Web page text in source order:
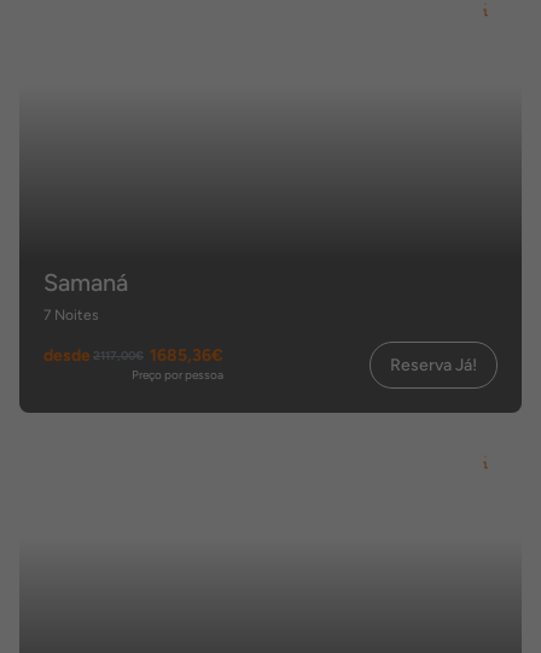
Samaná
7 Noites
desde 2117,00€ 1685,36€
Preço por pessoa Reserva Já!